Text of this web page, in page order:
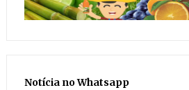
Notícia no Whatsapp